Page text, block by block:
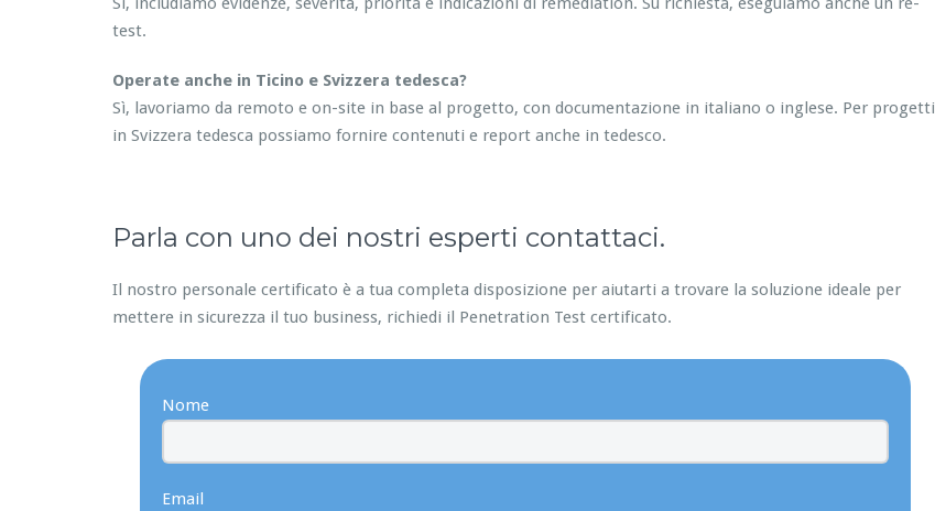
test.
Operate anche in Ticino e Svizzera tedesca?
Sì, lavoriamo da remoto e on-site in base al progetto, con documentazione in italiano o inglese. Per progetti
in Svizzera tedesca possiamo fornire contenuti e report anche in tedesco.
Parla con uno dei nostri esperti contattaci.
Il nostro personale certificato è a tua completa disposizione per aiutarti a trovare la soluzione ideale per
mettere in sicurezza il tuo business, richiedi il Penetration Test certificato.
Nome
Email